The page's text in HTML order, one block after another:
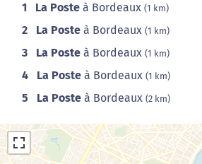
1 La Poste à Bordeaux (1 km)
2 La Poste à Bordeaux (1 km)
3 La Poste à Bordeaux (1 km)
4 La Poste à Bordeaux (1 km)
5 La Poste à Bordeaux (2 km)